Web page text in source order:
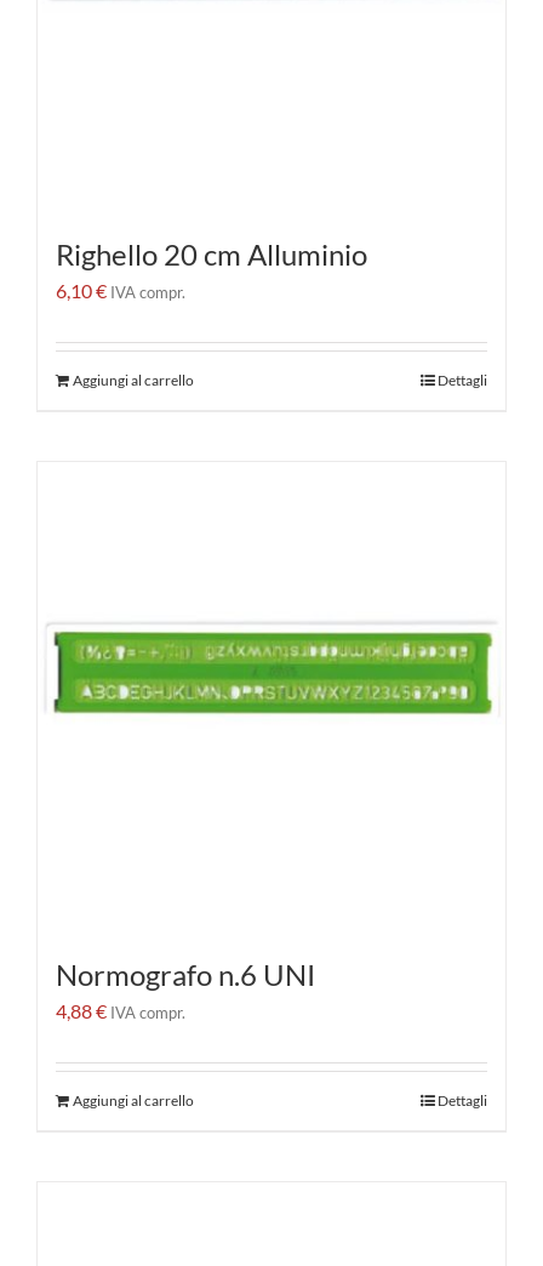
Righello 20 cm Alluminio
6,10€ IVA compr.
Aggiungi al carrello Dettagli
Normografo n.6 UNI
4,88€ IVA compr.
Aggiungi al carrello Dettagli